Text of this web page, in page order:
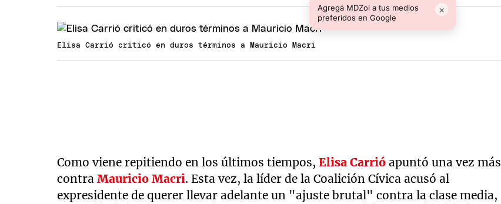
Agregá MDZol a tus medios
preferidos en Google
×
Elisa Carrió criticó en duros términos a Mauricio Macri
Como viene repitiendo en los últimos tiempos,Elisa Carrió apuntó una vez más
contraMauricio Macri. Esta vez, la líder de la Coalición Cívica acusó al
expresidente de querer llevar adelante un "ajuste brutal" contra la clase media,